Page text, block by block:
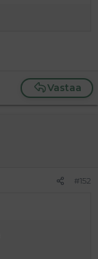
Vastaa
#152